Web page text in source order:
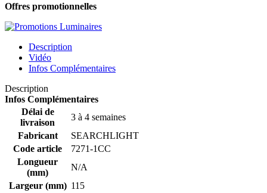
Offres promotionnelles
Description
Vidéo
Infos Complémentaires
Description
Infos Complémentaires
Délai de
livraison
3 à 4 semaines
Fabricant
SEARCHLIGHT
Code article
7271-1CC
Longueur
(mm)
N/A
Largeur (mm) 115